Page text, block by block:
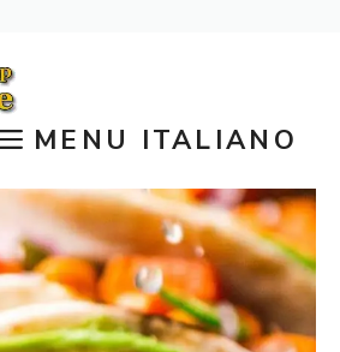
MENU ITALIANO